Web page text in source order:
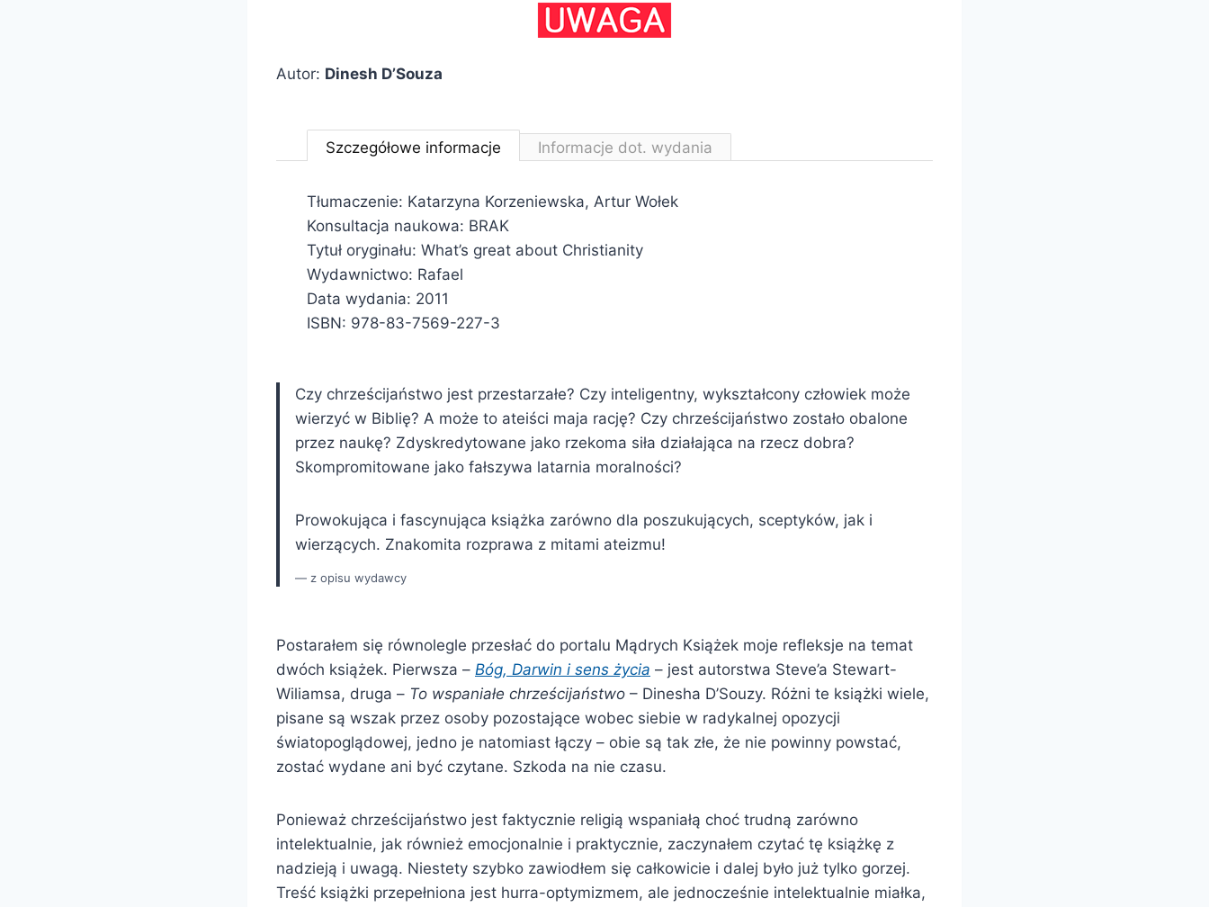
Autor: Dinesh D’Souza
Szczegółowe informacje Informacje dot. wydania
Tłumaczenie: Katarzyna Korzeniewska, Artur Wołek
Konsultacja naukowa: BRAK
Tytuł oryginału: What’s great about Christianity
Wydawnictwo: Rafael
Data wydania: 2011
ISBN: 978-83-7569-227-3
Czy chrześcijaństwo jest przestarzałe? Czy inteligentny, wykształcony człowiek może
wierzyć w Biblię? A może to ateiści maja rację? Czy chrześcijaństwo zostało obalone
przez naukę? Zdyskredytowane jako rzekoma siła działająca na rzecz dobra?
Skompromitowane jako fałszywa latarnia moralności?
Prowokująca i fascynująca książka zarówno dla poszukujących, sceptyków, jak i
wierzących. Znakomita rozprawa z mitami ateizmu!
z opisu wydawcy
Postarałem się równolegle przesłać do portalu Mądrych Książek moje refleksje na temat
dwóch książek. Pierwsza – Bóg, Darwin i sens życia – jest autorstwa Steve’a Stewart-
Wiliamsa, druga – To wspaniałe chrześcijaństwo – Dinesha D’Souzy. Różni te książki wiele,
pisane są wszak przez osoby pozostające wobec siebie w radykalnej opozycji
światopoglądowej, jedno je natomiast łączy – obie są tak złe, że nie powinny powstać,
zostać wydane ani być czytane. Szkoda na nie czasu.
Ponieważ chrześcijaństwo jest faktycznie religią wspaniałą choć trudną zarówno
intelektualnie, jak również emocjonalnie i praktycznie, zaczynałem czytać tę książkę z
nadzieją i uwagą. Niestety szybko zawiodłem się całkowicie i dalej było już tylko gorzej.
Treść książki przepełniona jest hurra-optymizmem, ale jednocześnie intelektualnie miałka,